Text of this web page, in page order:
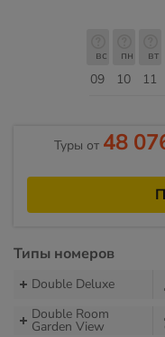
09
вс
10
пн
11
вт
Туры от 48
Типы номеров
Double Deluxe
Double Room
Garden View